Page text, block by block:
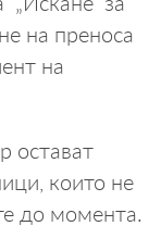
на преноса
на
остават
които не
до момента.